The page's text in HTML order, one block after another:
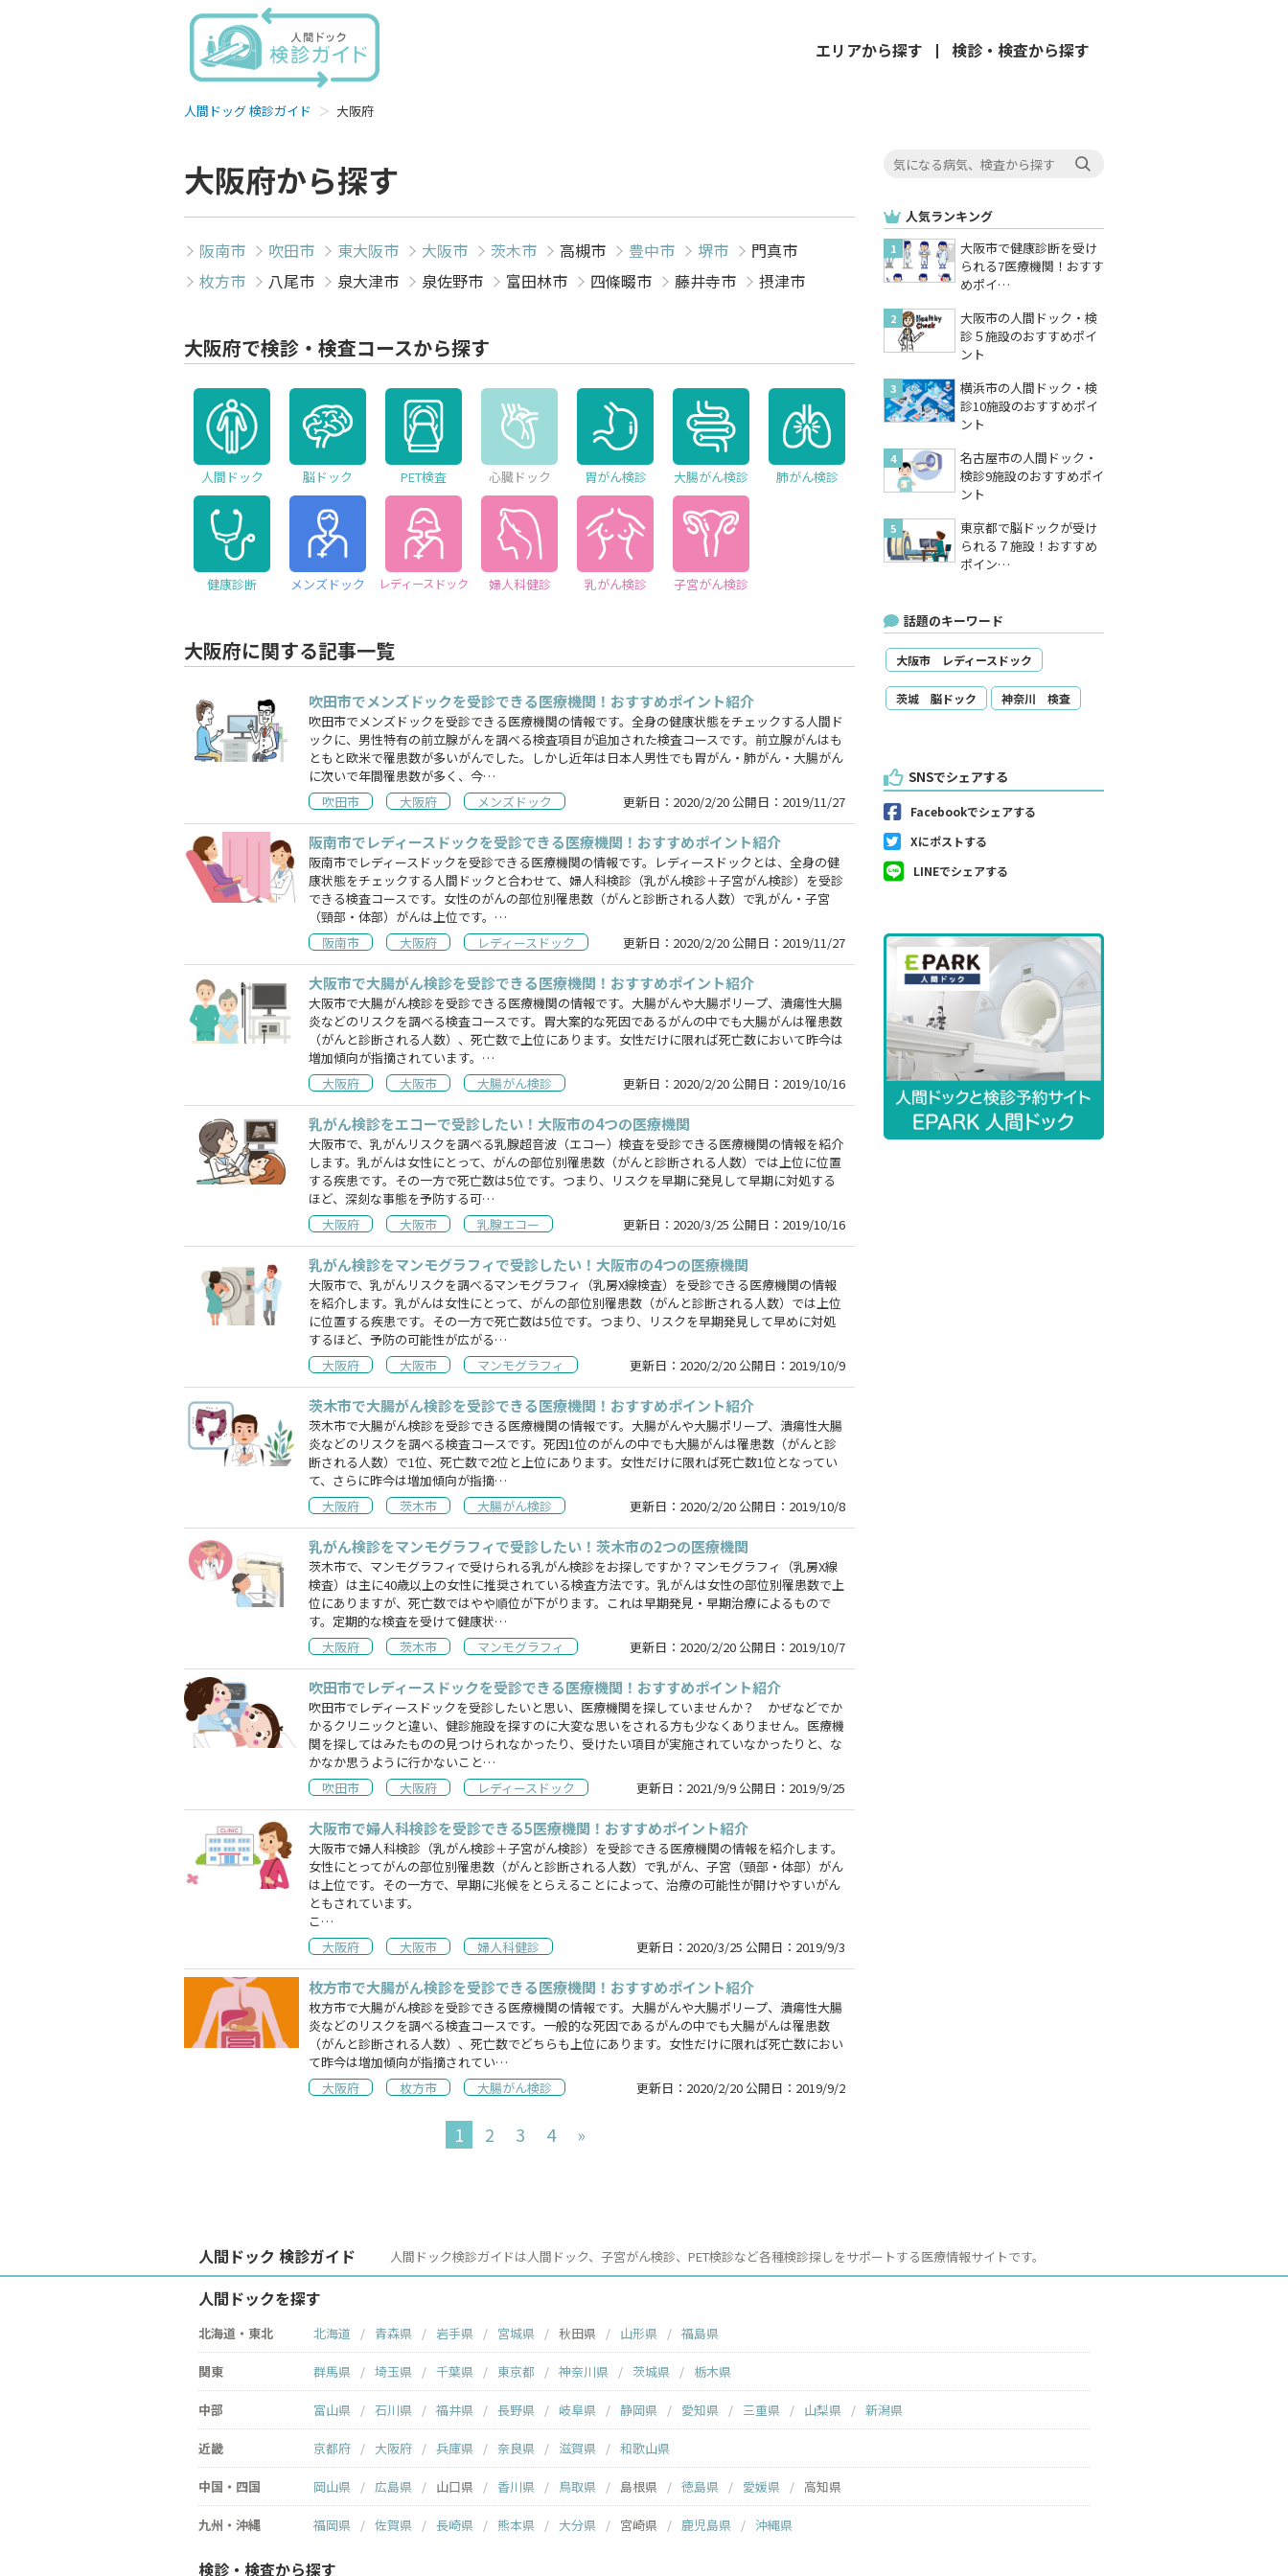
エリアから探す 検診・検査から探す
人間ドッグ 検診ガイド 大阪府
大阪府から探す
阪南市 吹田市 東大阪市 大阪市 茨木市 高槻市 豊中市 堺市
門真市
枚方市
八尾市 泉大津市 泉佐野市 富田林市 四條畷市 藤井寺市 摂津市
大阪府で検診・検査コースから探す
人間ドック 脳ドック PET検査 心臓ドック 胃がん検診 大腸がん検診 肺がん検診
健康診断 メンズドック レディースドック 婦人科健診 乳がん検診 子宮がん検診
大阪府に関する記事一覧
吹田市でメンズドックを受診できる医療機関！おすすめポイント紹介
吹田市でメンズドックを受診できる医療機関の情報です。全身の健康状態をチェックする人間ド
ックに、男性特有の前立腺がんを調べる検査項目が追加された検査コースです。前立腺がんはも
ともと欧米で罹患数が多いがんでした。しかし近年は日本人男性でも胃がん・肺がん・大腸がん
に次いで年間罹患数が多く、今…
吹田市
大阪府 メンズドック 更新日： 2020/2/20 公開日： 2019/11/27
阪南市でレディースドックを受診できる医療機関！おすすめポイント紹介
阪南市でレディースドックを受診できる医療機関の情報です。レディースドックとは、全身の健
康状態をチェックする人間ドックと合わせて、婦人科検診（乳がん検診＋子宮がん検診）を受診
できる検査コースです。女性のがんの部位別罹患数（がんと診断される人数）で乳がん・子宮
（頸部・体部）がんは上位です。…
阪南市
大阪府 レディースドック 更新日： 2020/2/20 公開日： 2019/11/27
大阪市で大腸がん検診を受診できる医療機関！おすすめポイント紹介
大阪市で大腸がん検診を受診できる医療機関の情報です。大腸がんや大腸ポリープ、潰瘍性大腸
炎などのリスクを調べる検査コースです。胃大案的な死因であるがんの中でも大腸がんは罹患数
（がんと診断される人数）、死亡数で上位にあります。女性だけに限れば死亡数において昨今は
増加傾向が指摘されています。…
大阪府
大阪市 大腸がん検診 更新日： 2020/2/20 公開日： 2019/10/16
乳がん検診をエコーで受診したい！大阪市の4つの医療機関
大阪市で、乳がんリスクを調べる乳腺超音波（エコー）検査を受診できる医療機関の情報を紹介
します。乳がんは女性にとって、がんの部位別罹患数（がんと診断される人数）では上位に位置
する疾患です。その一方で死亡数は5位です。つまり、リスクを早期に発見して早期に対処する
ほど、深刻な事態を予防する可…
大阪府
大阪市 乳腺エコー 更新日： 2020/3/25 公開日： 2019/10/16
乳がん検診をマンモグラフィで受診したい！大阪市の4つの医療機関
大阪市で、乳がんリスクを調べるマンモグラフィ（乳房X線検査）を受診できる医療機関の情報
を紹介します。乳がんは女性にとって、がんの部位別罹患数（がんと診断される人数）では上位
に位置する疾患です。その一方で死亡数は5位です。つまり、リスクを早期発見して早めに対処
するほど、予防の可能性が広がる…
大阪府
大阪市 マンモグラフィ 更新日： 2020/2/20 公開日： 2019/10/9
茨木市で大腸がん検診を受診できる医療機関！おすすめポイント紹介
茨木市で大腸がん検診を受診できる医療機関の情報です。大腸がんや大腸ポリープ、潰瘍性大腸
炎などのリスクを調べる検査コースです。死因1位のがんの中でも大腸がんは罹患数（がんと診
断される人数）で1位、死亡数で2位と上位にあります。女性だけに限れば死亡数1位となってい
て、さらに昨今は増加傾向が指摘…
大阪府
茨木市 大腸がん検診 更新日： 2020/2/20 公開日： 2019/10/8
乳がん検診をマンモグラフィで受診したい！茨木市の2つの医療機関
茨木市で、マンモグラフィで受けられる乳がん検診をお探しですか？マンモグラフィ（乳房X線
検査）は主に40歳以上の女性に推奨されている検査方法です。乳がんは女性の部位別罹患数で上
位にありますが、死亡数ではやや順位が下がります。これは早期発見・早期治療によるもので
す。定期的な検査を受けて健康状…
大阪府
茨木市 マンモグラフィ 更新日： 2020/2/20 公開日： 2019/10/7
吹田市でレディースドックを受診できる医療機関！おすすめポイント紹介
吹田市でレディースドックを受診したいと思い、医療機関を探していませんか？ かぜなどでか
かるクリニックと違い、健診施設を探すのに大変な思いをされる方も少なくありません。医療機
関を探してはみたものの見つけられなかったり、受けたい項目が実施されていなかったりと、な
かなか思うように行かないこと…
吹田市
大阪府 レディースドック 更新日： 2021/9/9 公開日： 2019/9/25
大阪市で婦人科検診を受診できる5医療機関！おすすめポイント紹介
大阪市で婦人科検診（乳がん検診＋子宮がん検診）を受診できる医療機関の情報を紹介します。
女性にとってがんの部位別罹患数（がんと診断される人数）で乳がん、子宮（頸部・体部）がん
は上位です。その一方で、早期に兆候をとらえることによって、治療の可能性が開けやすいがん
ともされています。
こ…
大阪府
大阪市 婦人科健診 更新日： 2020/3/25 公開日： 2019/9/3
枚方市で大腸がん検診を受診できる医療機関！おすすめポイント紹介
枚方市で大腸がん検診を受診できる医療機関の情報です。大腸がんや大腸ポリープ、潰瘍性大腸
炎などのリスクを調べる検査コースです。一般的な死因であるがんの中でも大腸がんは罹患数
（がんと診断される人数）、死亡数でどちらも上位にあります。女性だけに限れば死亡数におい
て昨今は増加傾向が指摘されてい…
大阪府
枚方市 大腸がん検診 更新日： 2020/2/20 公開日： 2019/9/2
1 2 3 4 »
人気ランキング
大阪市で健康診断を受け
られる7医療機関！おすす
めポイ…
大阪市の人間ドック・検
診５施設のおすすめポイ
ント
横浜市の人間ドック・検
診10施設のおすすめポイ
ント
名古屋市の人間ドック・
検診9施設のおすすめポイ
ント
東京都で脳ドックが受け
られる７施設！おすすめ
ポイン…
話題のキーワード
大阪市 レディースドック
茨城 脳ドック 神奈川 検査
SNSでシェアする
Facebookでシェアする
Xにポストする
LINEでシェアする
人間ドック 検診ガイド 人間ドック検診ガイドは人間ドック、子宮がん検診、PET検診など各種検診探しをサポートする医療情報サイトです。
人間ドックを探す
北海道・東北 北海道 青森県 岩手県 宮城県 秋田県 山形県 福島県
関東 群馬県 埼玉県 千葉県 東京都 神奈川県 茨城県 栃木県
中部 富山県 石川県 福井県 長野県 岐阜県 静岡県 愛知県 三重県 山梨県 新潟県
近畿 京都府 大阪府 兵庫県 奈良県 滋賀県 和歌山県
中国・四国 岡山県 広島県 山口県 香川県 鳥取県 島根県 徳島県 愛媛県 高知県
九州・沖縄 福岡県 佐賀県 長崎県 熊本県 大分県 宮崎県 鹿児島県 沖縄県
検診・検査から探す